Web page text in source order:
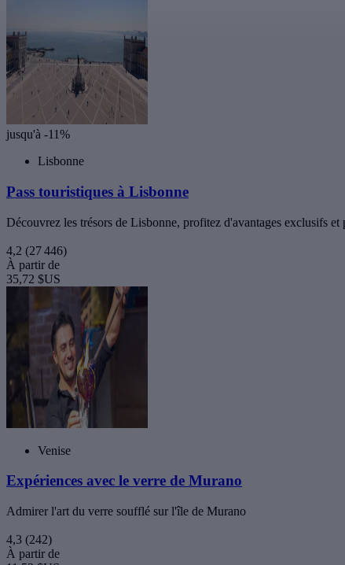
jusqu'à -11%
Lisbonne
Pass touristiques à Lisbonne
Découvrez les trésors de Lisbonne, profitez d'avantages exclusifs
4,2 (27 446)
À partir de
35,72 $US
Venise
Expériences avec le verre de Murano
Admirer l'art du verre soufflé sur l'île de Murano
4,3 (242)
À partir de